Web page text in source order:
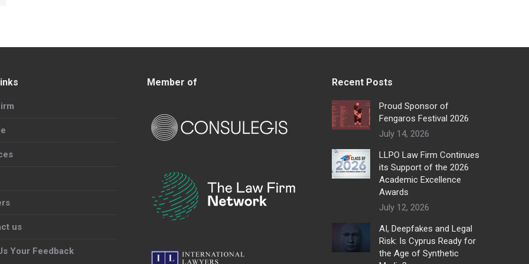
us
Your Feedback
Member of Recent Posts
Proud Sponsor of
Fengaros Festival 2026
July 14, 2026
LLPO Law Firm Continues
its Support of the 2026
Academic Excellence
Awards
July 12, 2026
AI, Deepfakes and Legal
Risk: Is Cyprus Ready for
the Age of Synthetic